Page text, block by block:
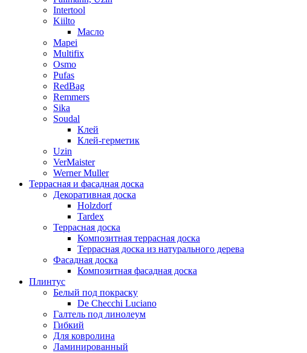
Intertool
Kiilto
Масло
Mapei
Multifix
Osmo
Pufas
RedBag
Remmers
Sika
Soudal
Клей
Клей-герметик
Uzin
VerMaister
Werner Muller
Террасная и фасадная доска
Декоративная доска
Holzdorf
Tardex
Террасная доска
Композитная террасная доска
Террасная доска из натурального дерева
Фасадная доска
Композитная фасадная доска
Плинтус
Белый под покраску
De Checchi Luciano
Галтель под линолеум
Гибкий
Для ковролина
Ламинированный